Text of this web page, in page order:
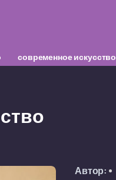
современное искусство
Автор: